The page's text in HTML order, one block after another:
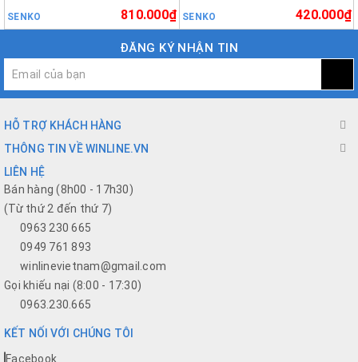
SENKO 810.000₫ SENKO 420.000₫
ĐĂNG KÝ NHẬN TIN
HỖ TRỢ KHÁCH HÀNG
THÔNG TIN VỀ WINLINE.VN
LIÊN HỆ
Bán hàng (8h00 - 17h30)
(Từ thứ 2 đến thứ 7)
0963 230 665
0949 761 893
winlinevietnam@gmail.com
Gọi khiếu nại (8:00 - 17:30)
0963.230.665
KẾT NỐI VỚI CHÚNG TÔI
Facebook